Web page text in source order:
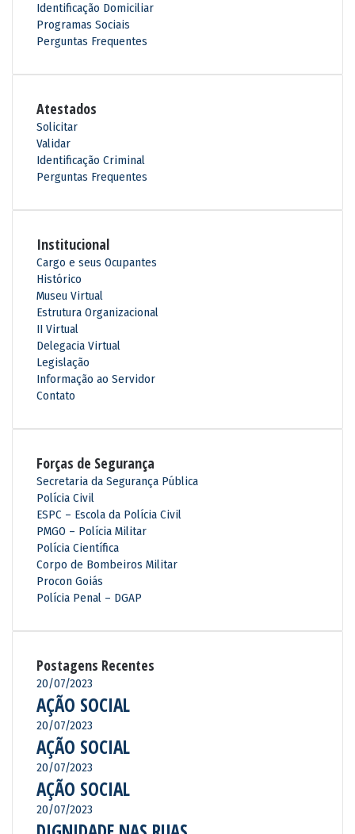
Identificação Domiciliar
Programas Sociais
Perguntas Frequentes
Atestados
Solicitar
Validar
Identificação Criminal
Perguntas Frequentes
Institucional
Cargo e seus Ocupantes
Histórico
Museu Virtual
Estrutura Organizacional
II Virtual
Delegacia Virtual
Legislação
Informação ao Servidor
Contato
Forças de Segurança
Secretaria da Segurança Pública
Polícia Civil
ESPC – Escola da Polícia Civil
PMGO – Polícia Militar
Polícia Científica
Corpo de Bombeiros Militar
Procon Goiás
Polícia Penal – DGAP
Postagens Recentes
20/07/2023
AÇÃO SOCIAL
20/07/2023
AÇÃO SOCIAL
20/07/2023
AÇÃO SOCIAL
20/07/2023